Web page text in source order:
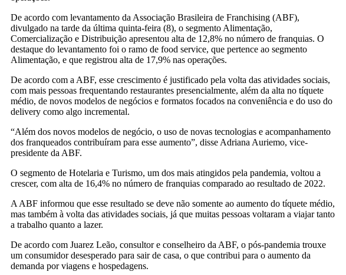
De acordo com levantamento da Associação Brasileira de Franchising (ABF),
divulgado na tarde da última quinta-feira (8), o segmento Alimentação,
Comercialização e Distribuição apresentou alta de 12,8% no número de franquias. O
destaque do levantamento foi o ramo de food service, que pertence ao segmento
Alimentação, e que registrou alta de 17,9% nas operações.
De acordo com a ABF, esse crescimento é justificado pela volta das atividades sociais,
com mais pessoas frequentando restaurantes presencialmente, além da alta no tíquete
médio, de novos modelos de negócios e formatos focados na conveniência e do uso do
delivery como algo incremental.
“Além dos novos modelos de negócio, o uso de novas tecnologias e acompanhamento
dos franqueados contribuíram para esse aumento”, disse Adriana Auriemo, vice-
presidente da ABF.
O segmento de Hotelaria e Turismo, um dos mais atingidos pela pandemia, voltou a
crescer, com alta de 16,4% no número de franquias comparado ao resultado de 2022.
A ABF informou que esse resultado se deve não somente ao aumento do tíquete médio,
mas também à volta das atividades sociais, já que muitas pessoas voltaram a viajar tanto
a trabalho quanto a lazer.
De acordo com Juarez Leão, consultor e conselheiro da ABF, o pós-pandemia trouxe
um consumidor desesperado para sair de casa, o que contribui para o aumento da
demanda por viagens e hospedagens.